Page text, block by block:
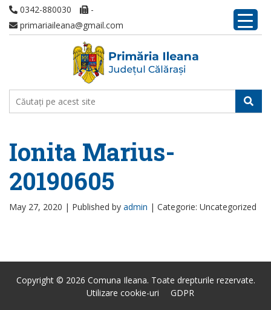
0342-880030
-
primariaileana@gmail.com
Ionita Marius-
20190605
May 27, 2020 | Published by admin | Categorie: Uncategorized
Copyright © 2026 Comuna Ileana. Toate drepturile rezervate.
Utilizare cookie-uri
GDPR